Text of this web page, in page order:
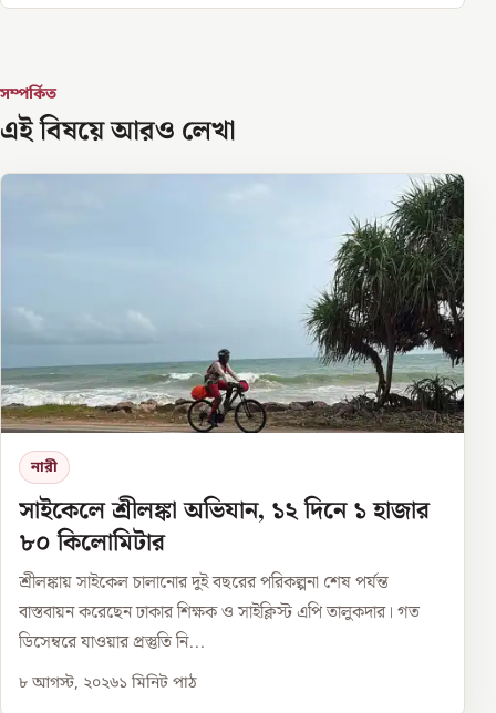
সম্পর্কিত
এই বিষয়ে আরও লেখা
নারী
সাইকেলে শ্রীলঙ্কা অভিযান, ১২ দিনে ১ হাজার
৮০ কিলোমিটার
শ্রীলঙ্কায় সাইকেল চালানোর দুই বছরের পরিকল্পনা শেষ পর্যন্ত
বাস্তবায়ন করেছেন ঢাকার শিক্ষক ও সাইক্লিস্ট এপি তালুকদার। গত
ডিসেম্বরে যাওয়ার প্রস্তুতি নি...
৮ আগস্ট, ২০২৬১ মিনিট পাঠ